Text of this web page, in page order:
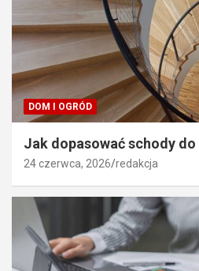
DOM I OGRÓD
Jak dopasować schody
24 czerwca, 2026 redakcja